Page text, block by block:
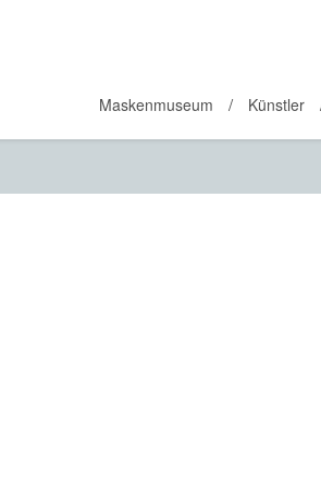
Maskenmuseum Künstler